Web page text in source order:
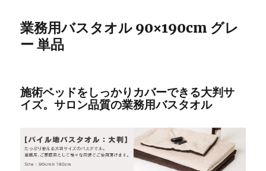
業務用バスタオル 90×190cm グレ
ー 単品
施術ベッドをしっかりカバーできる大判サ
イズ。サロン品質の業務用バスタオル